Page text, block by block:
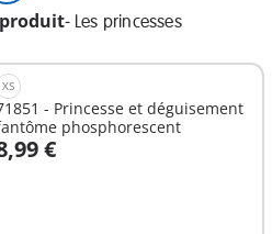
- Les princesses
XS
- Princesse et déguisement
phosphorescent
€
Au panier